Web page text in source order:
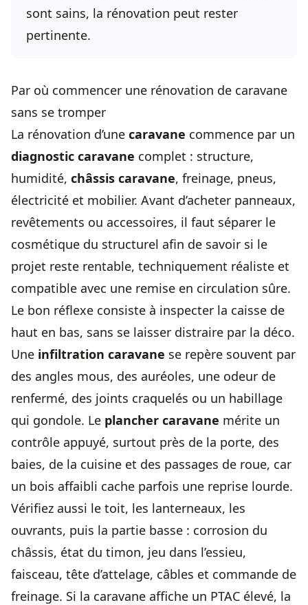
sont sains, la rénovation peut rester
pertinente.
Par où commencer une rénovation de caravane
sans se tromper
La rénovation d’une caravane commence par un
diagnostic caravane complet : structure,
humidité, châssis caravane, freinage, pneus,
électricité et mobilier. Avant d’acheter panneaux,
revêtements ou accessoires, il faut séparer le
cosmétique du structurel afin de savoir si le
projet reste rentable, techniquement réaliste et
compatible avec une remise en circulation sûre.
Le bon réflexe consiste à inspecter la caisse de
haut en bas, sans se laisser distraire par la déco.
Une infiltration caravane se repère souvent par
des angles mous, des auréoles, une odeur de
renfermé, des joints craquelés ou un habillage
qui gondole. Le plancher caravane mérite un
contrôle appuyé, surtout près de la porte, des
baies, de la cuisine et des passages de roue, car
un bois affaibli cache parfois une reprise lourde.
Vérifiez aussi le toit, les lanterneaux, les
ouvrants, puis la partie basse : corrosion du
châssis, état du timon, jeu dans l’essieu,
faisceau, tête d’attelage, câbles et commande de
freinage. Si la caravane affiche un PTAC élevé, la